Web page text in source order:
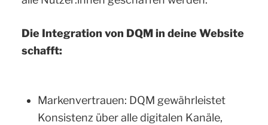
Die Integration von DQM in deine Website
schafft:
Markenvertrauen: DQM gewährleistet
Konsistenz über alle digitalen Kanäle,